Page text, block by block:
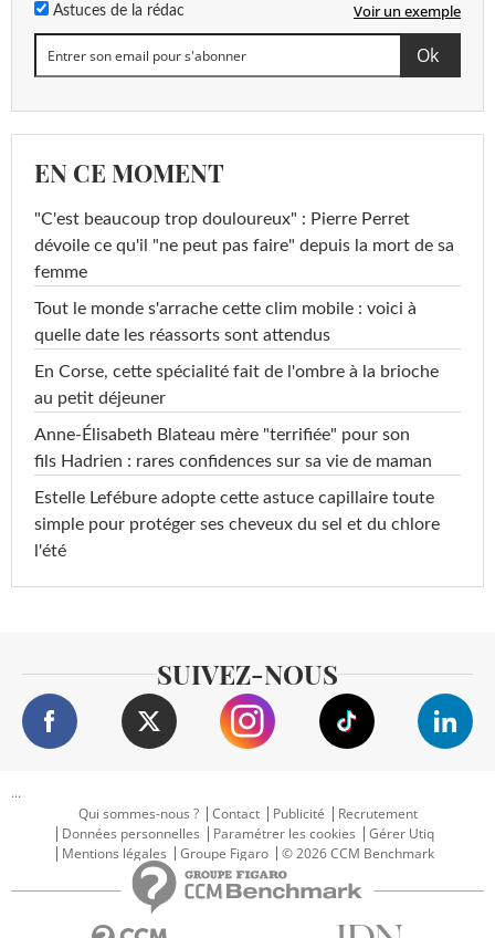
Astuces de la rédac Voir un exemple
EN CE MOMENT
"C'est beaucoup trop douloureux" : Pierre Perret
dévoile ce qu'il "ne peut pas faire" depuis la mort de sa
femme
Tout le monde s'arrache cette clim mobile : voici à
quelle date les réassorts sont attendus
En Corse, cette spécialité fait de l'ombre à la brioche
au petit déjeuner
Anne-Élisabeth Blateau mère "terrifiée" pour son
fils Hadrien : rares confidences sur sa vie de maman
Estelle Lefébure adopte cette astuce capillaire toute
simple pour protéger ses cheveux du sel et du chlore
l'été
SUIVEZ-NOUS
...
Qui sommes-nous ?
Contact Publicité
Recrutement
Données personnelles
Paramétrer les cookies
Gérer Utiq
Mentions légales
Groupe Figaro © 2026 CCM Benchmark